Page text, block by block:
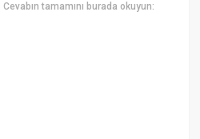
Cevabın tamamını burada okuyun: